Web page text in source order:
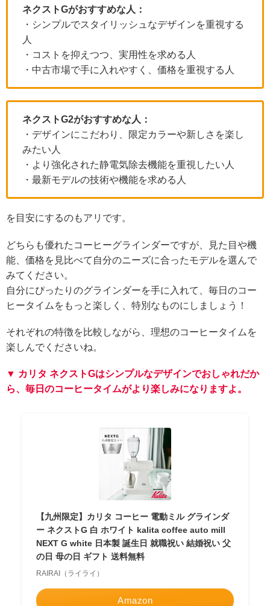
ネクストGがおすすめな人：
・シンプルでスタイリッシュなデザインを重視する
人
・コストを抑えつつ、実用性を求める人
・中古市場で手に入れやすく、価格を重視する人
ネクストG2がおすすめな人：
・デザインにこだわり、限定カラーや新しさを楽し
みたい人
・より強化された静電気除去機能を重視したい人
・最新モデルの技術や機能を求める人
を目安にするのもアリです。
どちらも優れたコーヒーグラインダーですが、見た目や機
能、価格を見比べて自分のニーズに合ったモデルを選んで
みてください。
自分にぴったりのグラインダーを手に入れて、毎日のコー
ヒータイムをもっと楽しく、特別なものにしましょう！
それぞれの特徴を比較しながら、理想のコーヒータイムを
楽しんでくださいね。
▼ カリタ ネクストGはシンプルなデザインでおしゃれだか
ら、毎日のコーヒータイムがより楽しみになりますよ。
【九州限定】カリタ コーヒー 電動ミル グラインダ
ー ネクストG 白 ホワイト kalita coffee auto mill
NEXT G white 日本製 誕生日 就職祝い 結婚祝い 父
の日 母の日 ギフト 送料無料
RAIRAI（ライライ）
Amazon